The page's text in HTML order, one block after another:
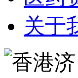
关于